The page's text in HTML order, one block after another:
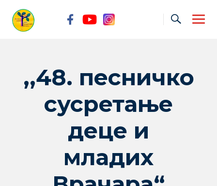
content
,,48. песничко
сусретање
деце и
младих